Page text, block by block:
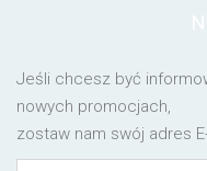
Jeśli chcesz być
nowych promocjach,
zostaw nam swój adres